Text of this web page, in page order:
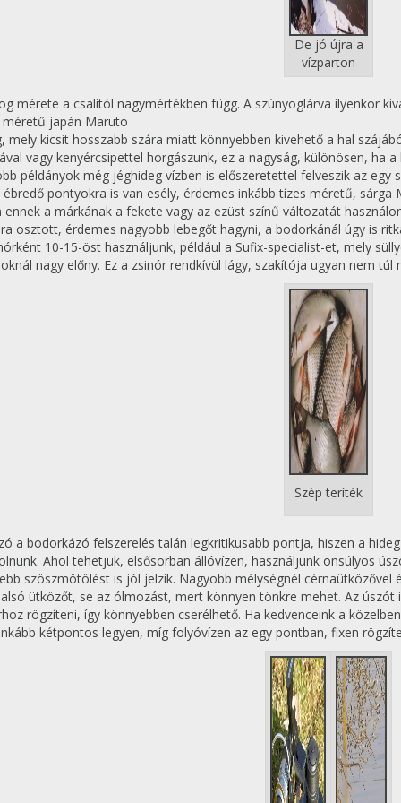
De jó újra a
vízparton
mérete a csalitól nagymértékben függ. A szúnyoglárva ilyenkor
méretű japán Maruto
mely kicsit hosszabb szára miatt könnyebben kivehető a hal
vagy kenyércsipettel horgászunk, ez a nagyság, különösen, ha
példányok még jéghideg vízben is előszeretettel felveszik az
pontyokra is van esély, érdemes inkább tízes méretű,
ennek a márkának a fekete vagy az ezüst színű változatát
osztott, érdemes nagyobb lebegőt hagyni, a bodorkánál úgy is
10-15-öst használjunk, például a Sufix-specialist-et, mely
nagy előny. Ez a zsinór rendkívül lágy, szakítója ugyan nem
Szép teríték
a bodorkázó felszerelés talán legkritikusabb pontja, hiszen a
Ahol tehetjük, elsősorban állóvízen, használjunk önsúlyos
szöszmötölést is jól jelzik. Nagyobb mélységnél cérnaütközővel
ütközőt, se az ólmozást, mert könnyen tönkre mehet. Az
rögzíteni, így könnyebben cserélhető. Ha kedvenceink a
kétpontos legyen, míg folyóvízen az egy pontban, fixen